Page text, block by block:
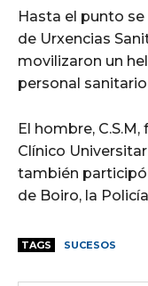
Hasta el punto
de Urxencias
movilizaron un
personal
El hombre,
Clínico
también participó
de Boiro, la
TAGS SUCESOS